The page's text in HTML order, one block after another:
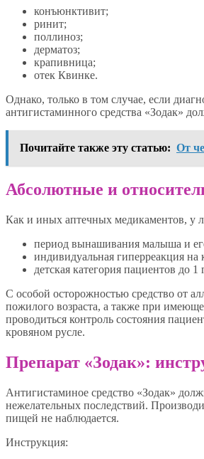
конъюнктивит;
ринит;
поллиноз;
дерматоз;
крапивница;
отек Квинке.
Однако, только в том случае, если
антигистаминного средства «Зодак»
Почитайте также эту статью: От
Абсолютные и
Как и иных аптечных медикаментов, у
период вынашивания малыша и
индивидуальная гиперреакция на
детская категория пациентов до 1
С особой осторожностью средство от
пожилого возраста, а также при
проводиться контроль состояния
кровяном русле.
Препарат «Зодак»:
Антигистаминое средство «Зодак»
нежелательных последствий.
пищей не наблюдается.
Инструкция: